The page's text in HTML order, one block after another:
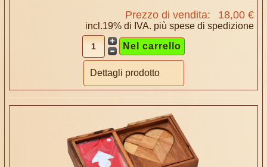
Prezzo di vendita: 18,00 €
incl.19% di IVA. più spese di spedizione
Dettagli prodotto